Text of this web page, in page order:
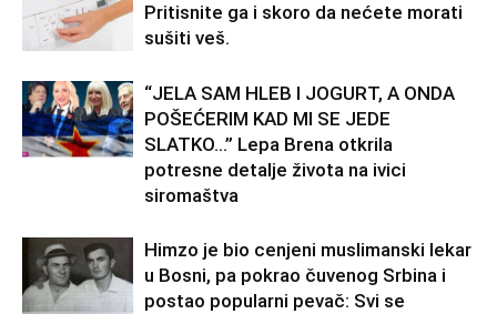
Pritisnite ga i skoro da nećete morati
sušiti veš.
“JELA SAM HLEB I JOGURT, A ONDA
POŠEĆERIM KAD MI SE JEDE
SLATKO…” Lepa Brena otkrila
potresne detalje života na ivici
siromaštva
Himzo je bio cenjeni muslimanski lekar
u Bosni, pa pokrao čuvenog Srbina i
postao popularni pevač: Svi se